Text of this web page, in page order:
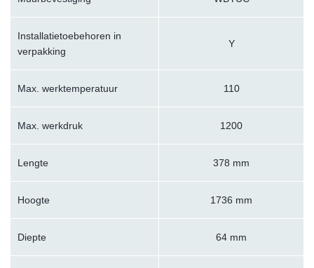
Installatietoebehoren in
verpakking
Y
Max. werktemperatuur 110
Max. werkdruk 1200
Lengte 378 mm
Hoogte 1736 mm
Diepte 64 mm